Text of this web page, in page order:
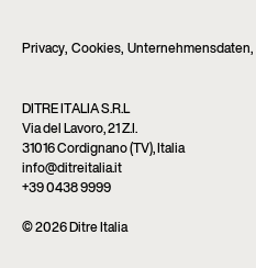
Privacy, Cookies, Unternehmensdaten,
DITRE ITALIA S.R.L
Via del Lavoro, 21 Z.I.
31016 Cordignano (TV), Italia
info@ditreitalia.it
+39 0438 9999
© 2026 Ditre Italia